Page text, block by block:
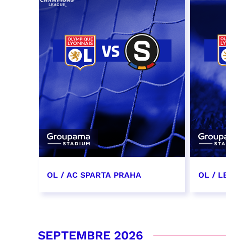
OL / AC SPARTA PRAHA OL /
SEPTEMBRE 2026